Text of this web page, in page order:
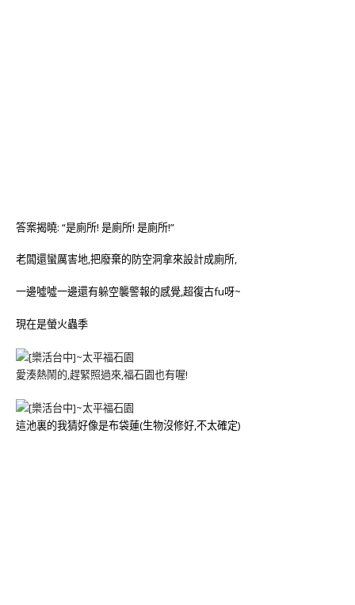
答案揭曉: “是廁所! 是廁所! 是廁所!”
老闆還蠻厲害地,把廢棄的防空洞拿來設計成廁所,
一邊噓噓一邊還有躲空襲警報的感覺,超復古fu呀~
現在是螢火蟲季
愛湊熱鬧的,趕緊照過來,福石園也有喔!
這池裏的我猜好像是布袋蓮(生物沒修好,不太確定)